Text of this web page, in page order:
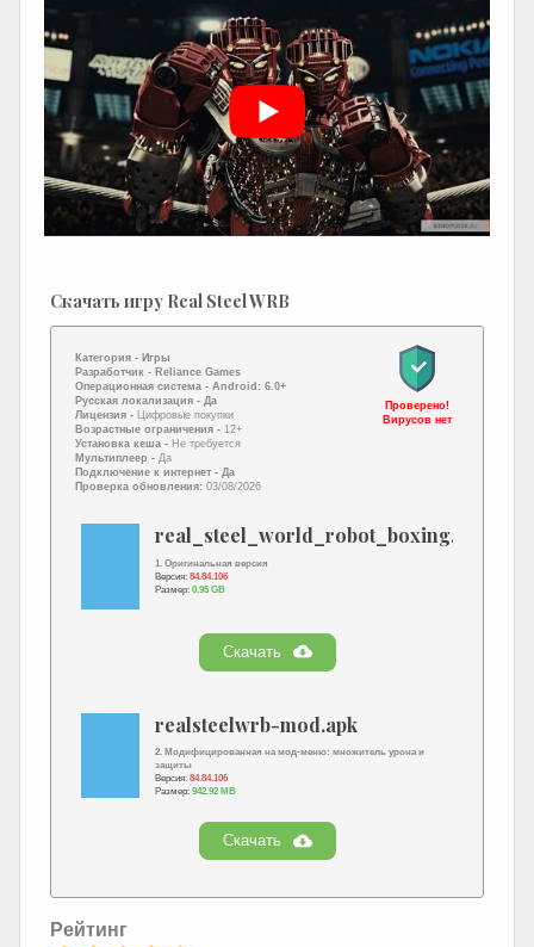
Скачать игру Real Steel WRB
Категория - Игры
Разработчик - Reliance Games
Операционная система - Android: 6.0+
Русская локализация - Да
Лицензия - Цифровые покупки
Возрастные ограничения - 12+
Установка кеша - Не требуется
Мультиплеер - Да
Подключение к интернет - Да
Проверка обновления: 03/08/2026
Проверено!
Вирусов нет
real_steel_world_robot_boxing.apk
1. Оригинальная версия
Версия: 84.84.106
Размер: 0.95 GB
Скачать
realsteelwrb-mod.apk
2. Модифицированная на мод-меню: множитель урона и
защиты
Версия: 84.84.106
Размер: 942.92 MB
Скачать
Рейтинг